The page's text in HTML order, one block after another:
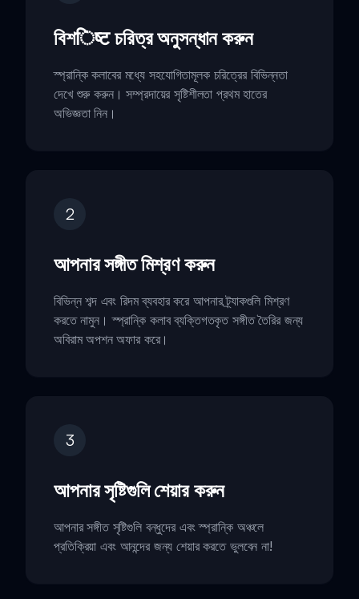
বিশिष्ट চরিত্র অনুসন্ধান করুন
স্প্রান্কি কলাবের মধ্যে সহযোগিতামূলক চরিত্রের বিভিন্নতা
দেখে শুরু করুন। সম্প্রদায়ের সৃষ্টিশীলতা প্রথম হাতের
অভিজ্ঞতা নিন।
2
আপনার সঙ্গীত মিশ্রণ করুন
বিভিন্ন শব্দ এবং রিদম ব্যবহার করে আপনার ট্র্যাকগুলি মিশ্রণ
করতে নামুন। স্প্রান্কি কলাব ব্যক্তিগতকৃত সঙ্গীত তৈরির জন্য
অবিরাম অপশন অফার করে।
3
আপনার সৃষ্টিগুলি শেয়ার করুন
আপনার সঙ্গীত সৃষ্টিগুলি বন্ধুদের এবং স্প্রান্কি অঞ্চলে
প্রতিক্রিয়া এবং আনন্দের জন্য শেয়ার করতে ভুলবেন না!